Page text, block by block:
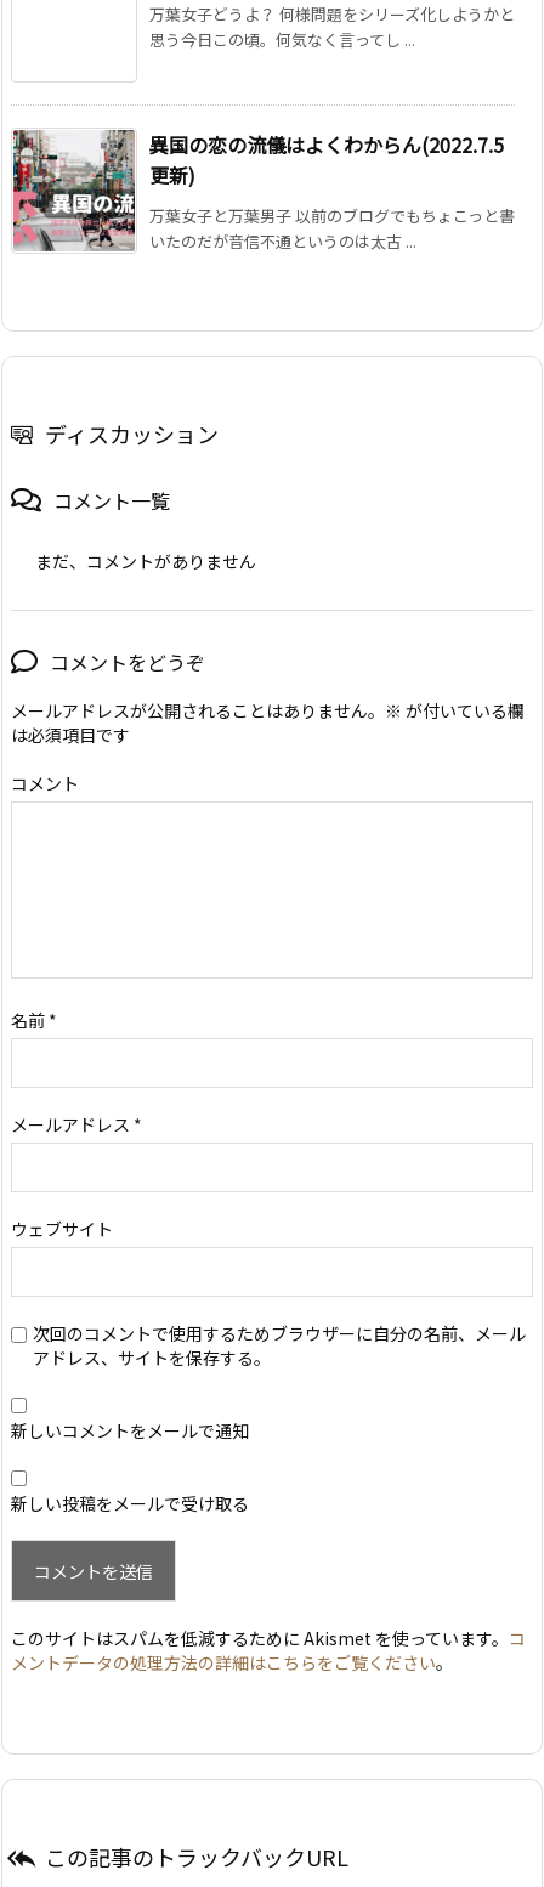
万葉女子どうよ？ 何様問題をシリーズ化しようかと
思う今日この頃。何気なく言ってし ...
異国の恋の流儀はよくわからん(2022.7.5
更新)
万葉女子と万葉男子 以前のブログでもちょこっと書
いたのだが音信不通というのは太古 ...
ディスカッション
コメント一覧
まだ、コメントがありません
コメントをどうぞ
メールアドレスが公開されることはありません。 ※ が付いている欄
は必須項目です
コメント
名前 *
メールアドレス *
ウェブサイト
次回のコメントで使用するためブラウザーに自分の名前、メール
アドレス、サイトを保存する。
新しいコメントをメールで通知
新しい投稿をメールで受け取る
このサイトはスパムを低減するために Akismet を使っています。 コ
メントデータの処理方法の詳細はこちらをご覧ください。
 この記事のトラックバックURL